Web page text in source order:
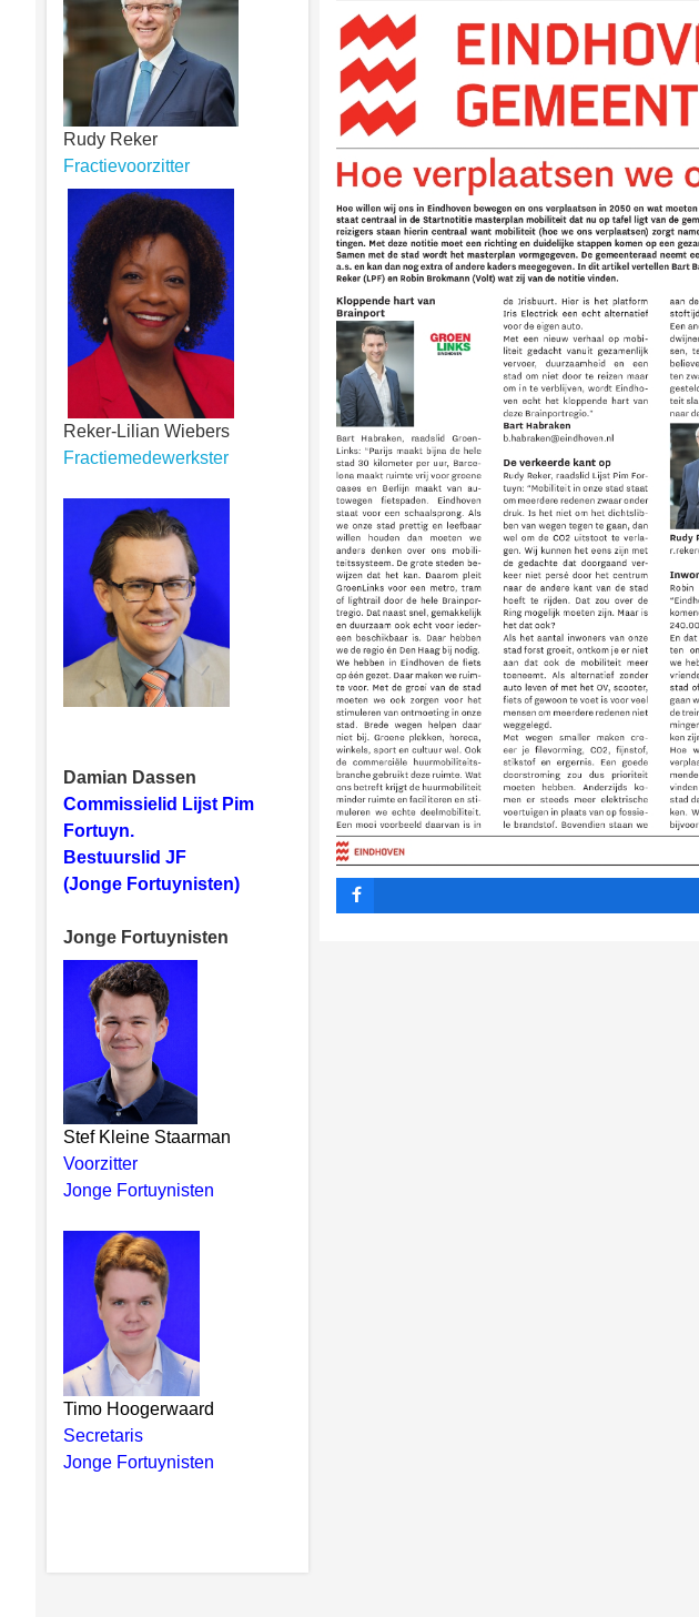
Rudy Reker
Fractievoorzitter
Reker-Lilian Wiebers
Fractiemedewerkster
Damian Dassen
Commissielid Lijst Pim
Fortuyn.
Bestuurslid JF
(Jonge Fortuynisten)
Jonge Fortuynisten
Stef Kleine Staarman
Voorzitter
Jonge Fortuynisten
Timo Hoogerwaard
Secretaris
Jonge Fortuynisten